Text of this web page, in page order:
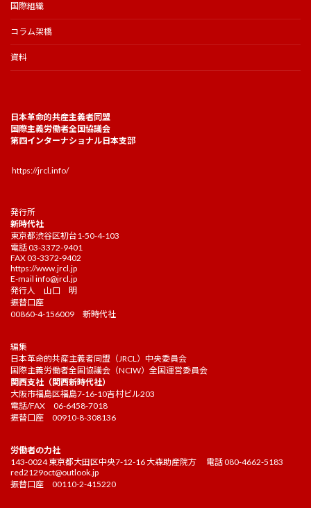
国際組織
コラム架橋
資料
日本革命的共産主義者同盟
国際主義労働者全国協議会
第四インターナショナル日本支部
https://jrcl.info/
発行所
新時代社
東京都渋谷区初台1-50-4-103
電話 03-3372-9401
FAX 03-3372-9402
https://www.jrcl.jp
E-mail info@jrcl.jp
発行人 山口 明
振替口座
00860-4-156009 新時代社
編集
日本革命的共産主義者同盟（JRCL）中央委員会
国際主義労働者全国協議会（NCIW）全国運営委員会
関西支社（関西新時代社）
大阪市福島区福島7-16-10吉村ビル203
電話/FAX 06-6458-7018
振替口座 00910-8-308136
労働者の力社
143-0024 東京都大田区中央7-12-16 大森助産院方 電話 080-4662-5183
red2129oct@outlook.jp
振替口座 00110-2-415220